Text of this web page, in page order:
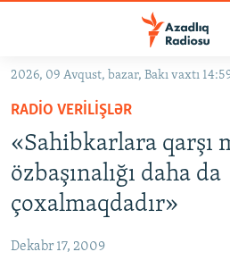
Əsas
qayıt
Əsas
naviqasiyaya
qayıt
Axtarışa
GÜNDƏM
#İZAHLA
KORRUPSIOMETR
#ƏSLINDƏ
QANUNI DOĞRU
2026, 09 Avqust, bazar, Bakı vaxtı
RADIO VERILIŞLƏR
«Sahibkarlara qarşı
özbaşınalığı daha da
çoxalmaqdadır»
Dekabr 17, 2009